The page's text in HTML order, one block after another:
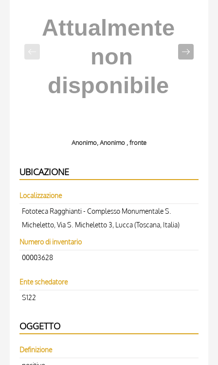
Anonimo, Anonimo , fronte
UBICAZIONE
Localizzazione
Fototeca Ragghianti - Complesso Monumentale S.
Micheletto, Via S. Micheletto 3, Lucca (Toscana, Italia)
Numero di inventario
00003628
Ente schedatore
S122
OGGETTO
Definizione